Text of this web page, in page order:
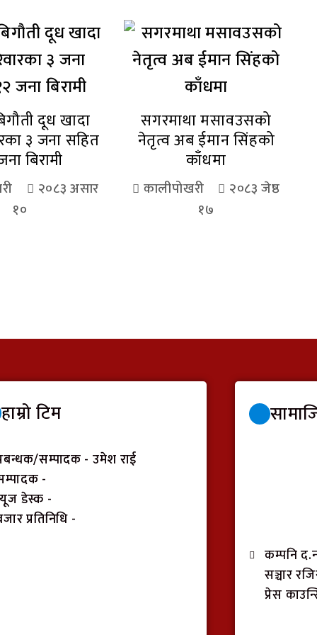
दूध खादा
३ जना सहित
बिरामी
२०८३ असार
१०
सगरमाथा मसावउसको
नेतृत्व अब ईमान सिंहको
काँधमा
कालीपोखरी
२०८३ जेष्ठ
१७
हाम्रो टिम
सम्पादक - उमेश राई
-
डेस्क -
प्रतिनिधि -
कम्पनि
सञ्चार
प्रेस